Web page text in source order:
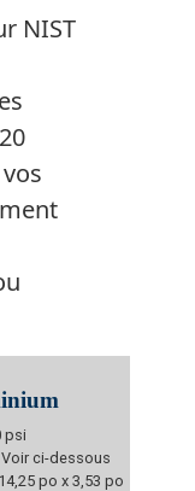
NIST
psi
ci-dessous
po x 3,53 po